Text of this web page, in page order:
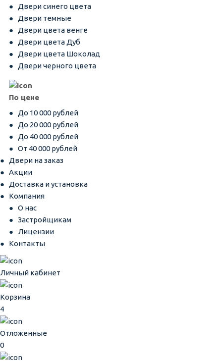
Двери синего цвета
Двери темные
Двери цвета венге
Двери цвета Дуб
Двери цвета Шоколад
Двери черного цвета
По цене
До 10 000 рублей
До 20 000 рублей
До 40 000 рублей
От 40 000 рублей
Двери на заказ
Акции
Доставка и установка
Компания
О нас
Застройщикам
Лицензии
Контакты
Личный кабинет
Корзина
4
Отложенные
0